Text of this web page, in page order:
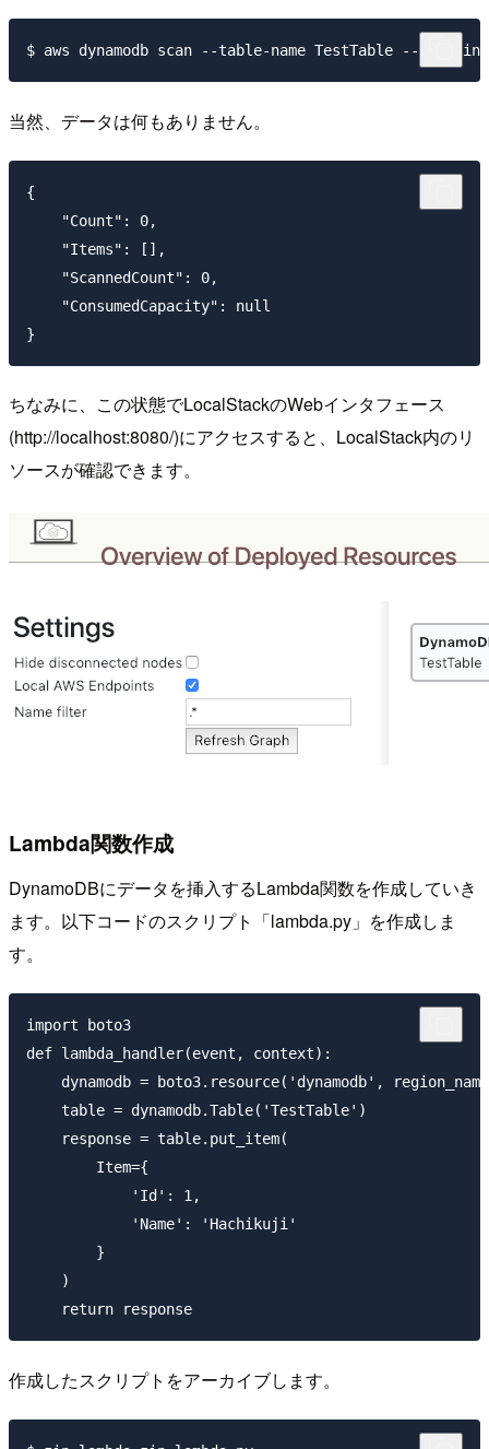
当然、データは何もありません。
{
    "Count": 0,
    "Items": [],
    "ScannedCount": 0,
    "ConsumedCapacity": null
ちなみに、この状態でLocalStackのWebインタフェース
(http://localhost:8080/)にアクセスすると、LocalStack内のリ
ソースが確認できます。
Lambda関数作成
DynamoDBにデータを挿入するLambda関数を作成していき
ます。以下コードのスクリプト「lambda.py」を作成しま
す。
import boto3
def lambda_handler(event, context):
dynamodb = boto3.resource('dynamodb',
    table = dynamodb.Table('TestTable')
    response = table.put_item(
        Item={
            'Id': 1,
            'Name': 'Hachikuji'
        }
    )
作成したスクリプトをアーカイブします。